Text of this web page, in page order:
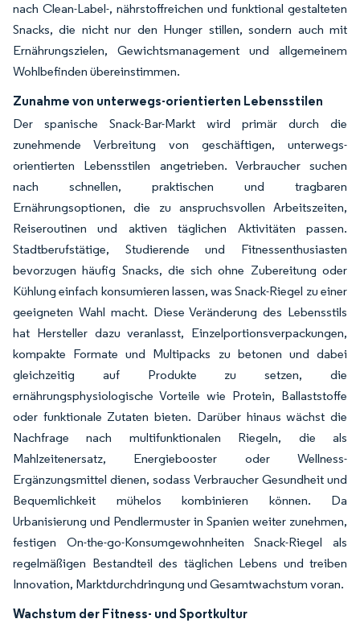
nach Clean-Label-, nährstoffreichen und funktional gestalteten
Snacks, die nicht nur den Hunger stillen, sondern auch mit
Ernährungszielen, Gewichtsmanagement und allgemeinem
Wohlbefinden übereinstimmen.
Zunahme von unterwegs-orientierten Lebensstilen
Der spanische Snack-Bar-Markt wird primär durch die
zunehmende Verbreitung von geschäftigen, unterwegs-
orientierten Lebensstilen angetrieben. Verbraucher suchen
nach schnellen, praktischen und tragbaren
Ernährungsoptionen, die zu anspruchsvollen Arbeitszeiten,
Reiseroutinen und aktiven täglichen Aktivitäten passen.
Stadtberufstätige, Studierende und Fitnessenthusiasten
bevorzugen häufig Snacks, die sich ohne Zubereitung oder
Kühlung einfach konsumieren lassen, was Snack-Riegel zu einer
geeigneten Wahl macht. Diese Veränderung des Lebensstils
hat Hersteller dazu veranlasst, Einzelportionsverpackungen,
kompakte Formate und Multipacks zu betonen und dabei
gleichzeitig auf Produkte zu setzen, die
ernährungsphysiologische Vorteile wie Protein, Ballaststoffe
oder funktionale Zutaten bieten. Darüber hinaus wächst die
Nachfrage nach multifunktionalen Riegeln, die als
Mahlzeitenersatz, Energiebooster oder Wellness-
Ergänzungsmittel dienen, sodass Verbraucher Gesundheit und
Bequemlichkeit mühelos kombinieren können. Da
Urbanisierung und Pendlermuster in Spanien weiter zunehmen,
festigen On-the-go-Konsumgewohnheiten Snack-Riegel als
regelmäßigen Bestandteil des täglichen Lebens und treiben
Innovation, Marktdurchdringung und Gesamtwachstum voran.
Wachstum der Fitness- und Sportkultur